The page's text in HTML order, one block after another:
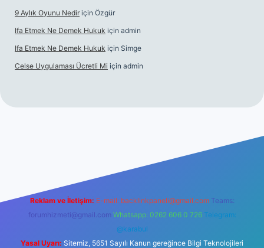
9 Aylık Oyunu Nedir için Özgür
Ifa Etmek Ne Demek Hukuk için admin
Ifa Etmek Ne Demek Hukuk için Simge
Celse Uygulaması Ücretli Mi için admin
Reklam ve İletişim: E-mail: backlinkpaneli@gmail.com Teams:
forumhizmeti@gmail.com Whatsapp: 0262 606 0 726 Telegram:
@karabul
Yasal Uyarı: Sitemiz, 5651 Sayılı Kanun gereğince Bilgi Teknolojileri